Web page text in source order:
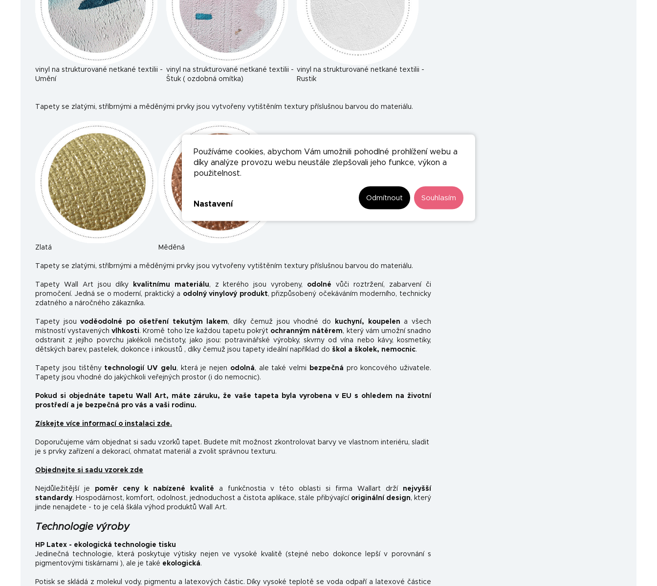
Používáme cookies, abychom Vám umožnili pohodlné prohlížení webu a
díky analýze provozu webu neustále zlepšovali jeho funkce, výkon a
použitelnost.
Nastavení
Odmítnout Souhlasím
vinyl na strukturované netkané textilii -
Umění
vinyl na strukturované netkané textilii -
Štuk ( ozdobná omítka)
vinyl na strukturované netkané textilii -
Rustik
Tapety se zlatými, stříbrnými a měděnými prvky jsou vytvořeny vytištěním textury příslušnou barvou do materiálu.
Zlatá Měděná
Tapety se zlatými, stříbrnými a měděnými prvky jsou vytvořeny vytištěním textury příslušnou barvou do materiálu.
Tapety Wall Art jsou díky kvalitnímu materiálu, z kterého jsou vyrobeny, odolné vůči roztržení, zabarvení či
promočení. Jedná se o moderní, praktický a odolný vinylový produkt, přizpůsobený očekáváním moderního, technicky
zdatného a náročného zákazníka.
Tapety jsouvoděodolné po ošetření tekutým lakem, díky čemuž jsou vhodné do kuchyní, koupelen a všech
místností vystavenýchvlhkosti. Kromě toho lze každou tapetu pokrýt ochranným nátěrem, který vám umožní snadno
odstranit z jejího povrchu jakékoli nečistoty, jako jsou: potravinářské výrobky, skvrny od vína nebo kávy, kosmetiky,
dětských barev, pastelek, dokonce i inkoustů , díky čemuž jsou tapety ideální například do škol a školek, nemocnic.
Tapety jsou tištěny technologií UV gelu, která je nejen odolná, ale také velmi bezpečná pro koncového uživatele.
Tapety jsou vhodné do jakýchkoli veřejných prostor (i do nemocnic).
Pokud si objednáte tapetu Wall Art, máte záruku, že vaše tapeta byla vyrobena v EU s ohledem na životní
prostředí a je bezpečná pro vás a vaši rodinu.
Získejte více informací o instalaci zde.
Doporučujeme vám objednat si sadu vzorků tapet. Budete mít možnost zkontrolovat barvy ve vlastnom interiéru, sladit
je s prvky zařízení a dekorací, ohmatat materiál a zvolit správnou texturu.
Objednejte si sadu vzorek zde
Nejdůležitější je poměr ceny k nabízené kvalitě a funkčnostia v této oblasti si firma Wallart drží nejvyšší
standardy. Hospodárnost, komfort, odolnost, jednoduchost a čistota aplikace, stále přibývající originální design, který
jinde nenajdete - to je celá škála výhod produktů Wall Art.
Technologie výroby
HP Latex - ekologická technologie tisku
Jedinečná technologie, která poskytuje výtisky nejen ve vysoké kvalitě (stejné nebo dokonce lepší v porovnání s
pigmentovými tiskárnami ), ale je také ekologická.
Potisk se skládá z molekul vody, pigmentu a latexových částic. Díky vysoké teplotě se voda odpaří a latexové částice